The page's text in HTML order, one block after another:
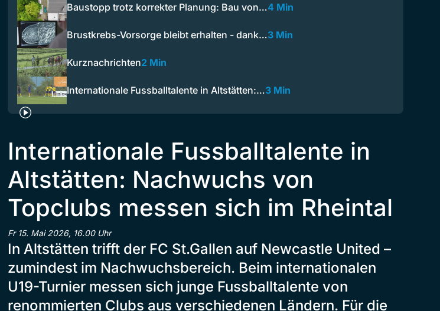
Baustopp trotz korrekter Planung: Bau von…4 Min
Brustkrebs-Vorsorge bleibt erhalten - dank…3 Min
Kurznachrichten2 Min
Internationale Fussballtalente in Altstätten:…3 Min
Internationale Fussballtalente in
Altstätten: Nachwuchs von
Topclubs messen sich im Rheintal
Fr 15. Mai 2026, 16.00 Uhr
In Altstätten trifft der FC St.Gallen auf Newcastle United –
zumindest im Nachwuchsbereich. Beim internationalen
U19-Turnier messen sich junge Fussballtalente von
renommierten Clubs aus verschiedenen Ländern. Für die